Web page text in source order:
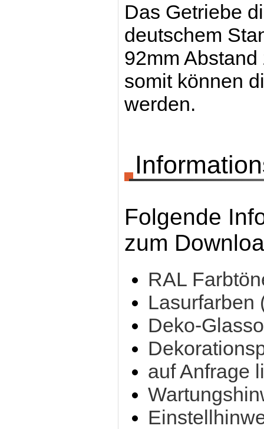
Das Getriebe
deutschem
92mm
somit können
werden.
Folgende
zum
RAL
Lasurfarben
Deko-
auf Anfrage